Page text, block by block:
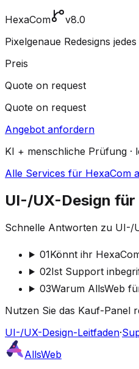
HexaCom
v8.0
Pixelgenaue Redesigns
Preis
Quote on request
Quote on request
Angebot anfordern
KI + menschliche Prüfung ·
Alle Services für HexaCom
UI-/UX-Design
Schnelle Antworten zu UI-/
01Könnt ihr
02Ist Support
03Warum AllsWeb
Nutzen Sie das Kauf-Panel
UI-/UX-Design-Leitfaden·
AllsWeb